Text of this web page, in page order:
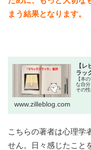
まう結果となります。
【
ラッ
【本
な自
その
www.zilleblog.com
こちらの著者は心理学
せん。日々感じたこと